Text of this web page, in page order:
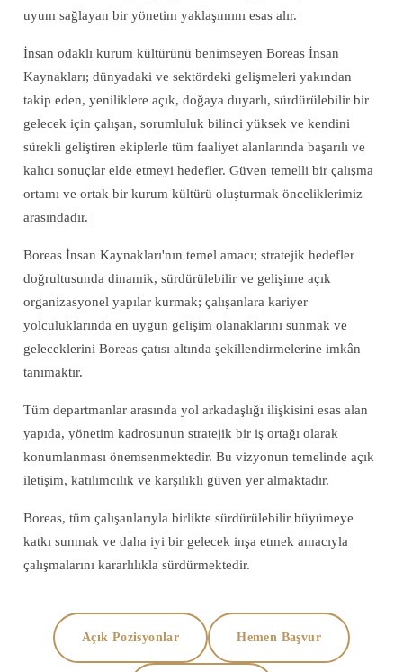
uyum sağlayan bir yönetim yaklaşımını esas alır.
İnsan odaklı kurum kültürünü benimseyen Boreas İnsan
Kaynakları; dünyadaki ve sektördeki gelişmeleri yakından
takip eden, yeniliklere açık, doğaya duyarlı, sürdürülebilir bir
gelecek için çalışan, sorumluluk bilinci yüksek ve kendini
sürekli geliştiren ekiplerle tüm faaliyet alanlarında başarılı ve
kalıcı sonuçlar elde etmeyi hedefler. Güven temelli bir çalışma
ortamı ve ortak bir kurum kültürü oluşturmak önceliklerimiz
arasındadır.
Boreas İnsan Kaynakları'nın temel amacı; stratejik hedefler
doğrultusunda dinamik, sürdürülebilir ve gelişime açık
organizasyonel yapılar kurmak; çalışanlara kariyer
yolculuklarında en uygun gelişim olanaklarını sunmak ve
geleceklerini Boreas çatısı altında şekillendirmelerine imkân
tanımaktır.
Tüm departmanlar arasında yol arkadaşlığı ilişkisini esas alan
yapıda, yönetim kadrosunun stratejik bir iş ortağı olarak
konumlanması önemsenmektedir. Bu vizyonun temelinde açık
iletişim, katılımcılık ve karşılıklı güven yer almaktadır.
Boreas, tüm çalışanlarıyla birlikte sürdürülebilir büyümeye
katkı sunmak ve daha iyi bir gelecek inşa etmek amacıyla
çalışmalarını kararlılıkla sürdürmektedir.
Açık Pozisyonlar Hemen Başvur